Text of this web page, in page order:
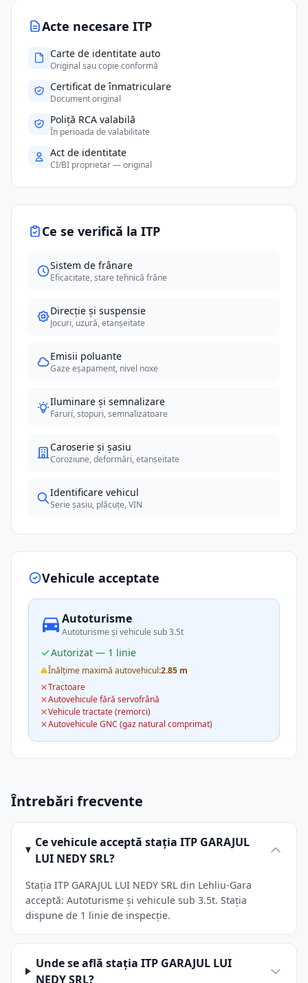
Acte necesare ITP
Carte de identitate auto
Original sau copie conformă
Certificat de înmatriculare
Document original
Poliță RCA valabilă
În perioada de valabilitate
Act de identitate
CI/BI proprietar — original
Ce se verifică la ITP
Sistem de frânare
Eficacitate, stare tehnică frâne
Direcție și suspensie
Jocuri, uzură, etanșeitate
Emisii poluante
Gaze eșapament, nivel noxe
Iluminare și semnalizare
Faruri, stopuri, semnalizatoare
Caroserie și șasiu
Coroziune, deformări, etanșeitate
Identificare vehicul
Serie șasiu, plăcuțe, VIN
Vehicule acceptate
Autoturisme
Autoturisme și vehicule sub 3.5t
Autorizat — 1 linie
Înălțime maximă autovehicul:2.85 m
Tractoare
Autovehicule fără servofrână
Vehicule tractate (remorci)
Autovehicule GNC (gaz natural comprimat)
Întrebări frecvente
Ce vehicule acceptă stația ITP GARAJUL
LUI NEDY SRL?
Stația ITP GARAJUL LUI NEDY SRL din Lehliu-Gara
acceptă: Autoturisme și vehicule sub 3.5t. Stația
dispune de 1 linie de inspecție.
Unde se află stația ITP GARAJUL LUI
NEDY SRL?